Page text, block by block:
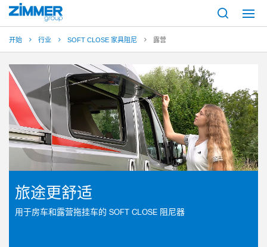
开始 行业 SOFT CLOSE 家具阻尼 露营
旅途更舒适
用于房车和露营拖挂车的 SOFT CLOSE 阻尼器